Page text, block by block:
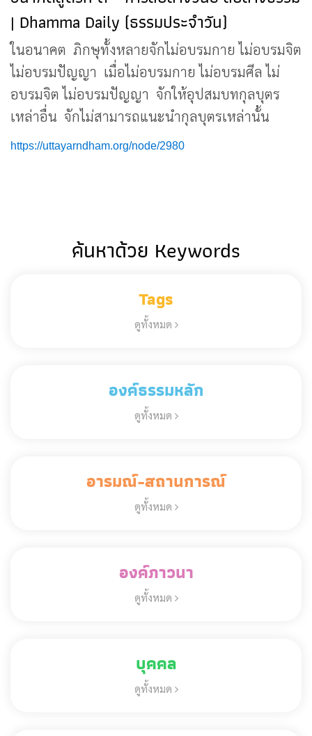
| Dhamma Daily (ธรรมประจำวัน)
ในอนาคต ภิกษุทั้งหลายจักไม่อบรมกาย ไม่อบรมจิต
ไม่อบรมปัญญา เมื่อไม่อบรมกาย ไม่อบรมศีล ไม่
อบรมจิต ไม่อบรมปัญญา จักให้อุปสมบทกุลบุตร
เหล่าอื่น จักไม่สามารถแนะนำกุลบุตรเหล่านั้น
https://uttayarndham.org/node/2980
ค้นหาด้วย Keywords
Tags
ดูทั้งหมด
องค์ธรรมหลัก
ดูทั้งหมด
อารมณ์-สถานการณ์
ดูทั้งหมด
องค์ภาวนา
ดูทั้งหมด
บุคคล
ดูทั้งหมด